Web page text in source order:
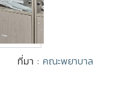
ที่มา : คณะพยาบาล